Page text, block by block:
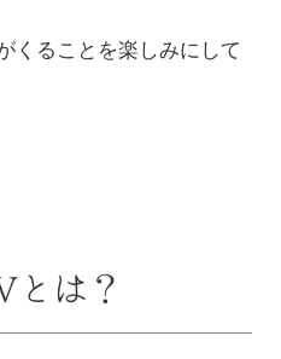
くることを楽しみにして
とは？